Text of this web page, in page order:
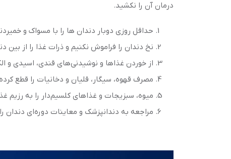
درمان آن را نکشید.
حداقل روزی دوبار دندان ها را با مسواک و
نخ دندان را فراموش نکنیم و ذرات غذا را از بین
از خوردن غذاها و نوشیدنی‌های قندی، اسیدی و
مصرف قهوه، سیگار، قلیان و دخانیات را قطع
میوه، سبزیجات و غذاهای کلسیم‌دار را به رزیم
مراجعه به دندانپزشک و معاینات دوره‌ای دندان را حداقل 6 ماه یک‌بار